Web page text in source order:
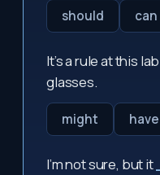
should can
It’s a rule at this
glasses.
might
I’m not sure, but it